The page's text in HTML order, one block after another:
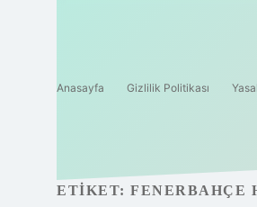
Anasayfa Gizlilik Politikası
ETIKET: FENERBAHÇE